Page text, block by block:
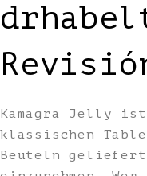
Kamagra Jelly
klassischen
Beuteln